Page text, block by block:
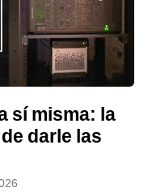
sí misma: la
darle las